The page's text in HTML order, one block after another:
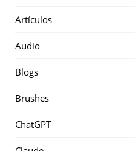
Artículos
Audio
Blogs
Brushes
ChatGPT